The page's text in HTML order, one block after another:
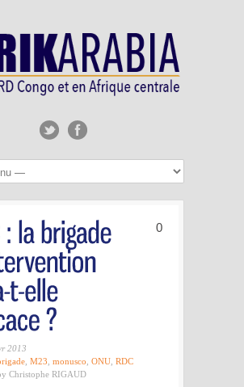
0
2013
M23 monusco ONU RDC
Christophe RIGAUD